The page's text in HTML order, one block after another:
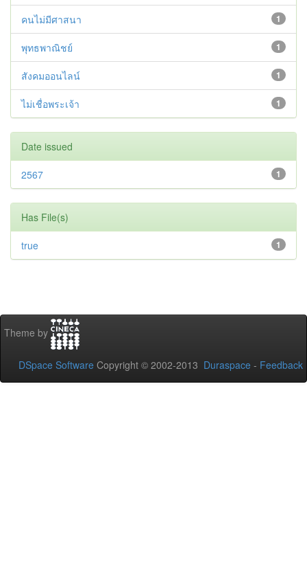
1
คนไม่มีศาสนา
1
พุทธพาณิชย์
1
สังคมออนไลน์
1
ไม่เชื่อพระเจ้า
Date issued
1
2567
Has File(s)
1
true
Theme by
DSpace Software Copyright © 2002-2013 Duraspace - Feedback